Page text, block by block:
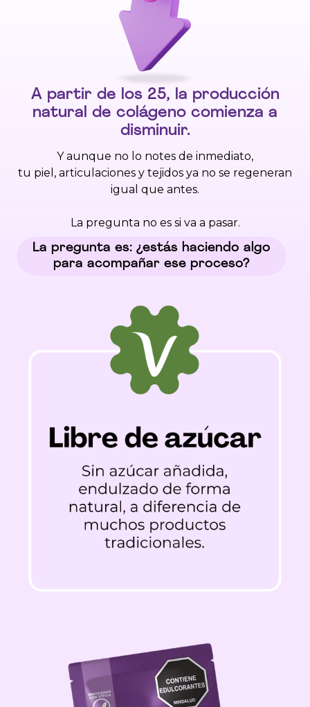
A partir de los 25, la producción
natural de colágeno comienza a
disminuir.
Y aunque no lo notes de inmediato,
tu piel, articulaciones y tejidos ya no se regeneran
igual que antes.
La pregunta no es si va a pasar.
La pregunta es: ¿estás haciendo algo
para acompañar ese proceso?